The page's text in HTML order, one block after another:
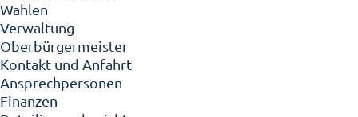
Wahlen
Verwaltung
Oberbürgermeister
Kontakt und Anfahrt
Ansprechpersonen
Finanzen